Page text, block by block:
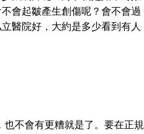
會起皺產生創傷呢？會不會過
醫院好，大約是多少看到有人
不會有更糟就是了。要在正規